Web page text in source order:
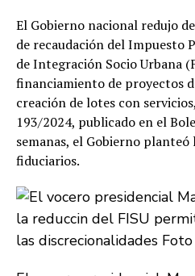
El Gobierno nacional redujo
de recaudación del Impuesto
de Integración Socio Urbana
financiamiento de proyectos
creación de lotes con
193/2024, publicado en el
semanas, el Gobierno
fiduciarios.